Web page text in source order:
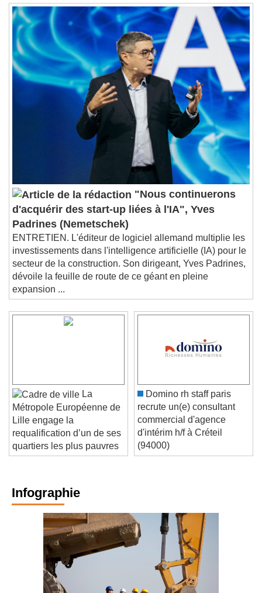
"Nous continuerons
d'acquérir des start-up liées à l'IA", Yves
Padrines (Nemetschek)
ENTRETIEN. L'éditeur de logiciel allemand multiplie les
investissements dans l'intelligence artificielle (IA) pour le
secteur de la construction. Son dirigeant, Yves Padrines,
dévoile la feuille de route de ce géant en pleine
expansion ...
La
Métropole Européenne de
Lille engage la
requalification d’un de ses
quartiers les plus pauvres
Domino rh staff paris
recrute un(e) consultant
commercial d'agence
d'intérim h/f à Créteil
(94000)
Infographie